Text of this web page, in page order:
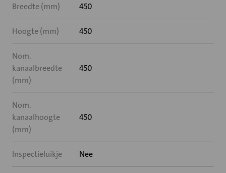
Breedte (mm) 450
Hoogte (mm) 450
Nom.
kanaalbreedte
(mm)
450
Nom.
kanaalhoogte
(mm)
450
Inspectieluikje Nee